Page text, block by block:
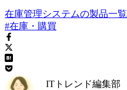
在庫管理システムの製品一覧
#在庫・購買
ITトレンド編集部